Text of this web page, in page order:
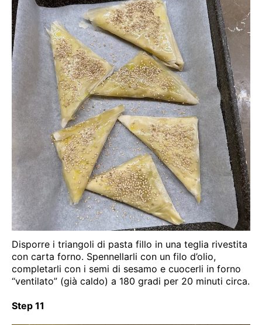
Disporre i triangoli di pasta fillo in una teglia rivestita
con carta forno. Spennellarli con un filo d’olio,
completarli con i semi di sesamo e cuocerli in forno
“ventilato” (già caldo) a 180 gradi per 20 minuti circa.
Step 11